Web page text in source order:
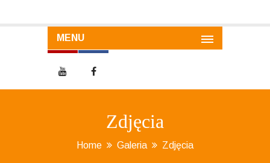
MENU
Zdjęcia
Home Galeria Zdjęcia